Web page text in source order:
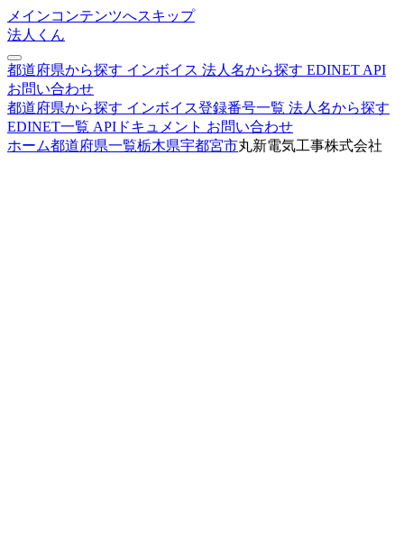
メインコンテンツへスキップ
法人くん
都道府県から探す インボイス 法人名から探す EDINET API
お問い合わせ
都道府県から探す インボイス登録番号一覧 法人名から探す
EDINET一覧 APIドキュメント お問い合わせ
ホーム都道府県一覧栃木県宇都宮市丸新電気工事株式会社